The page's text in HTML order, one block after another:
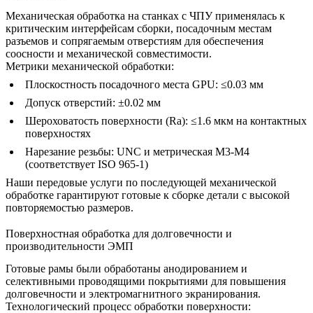
Механическая обработка на станках с ЧПУ применялась к
критическим интерфейсам сборки, посадочным местам
разъемов и сопрягаемым отверстиям для обеспечения
соосности и механической совместимости.
Метрики механической обработки:
Плоскостность посадочного места GPU: ≤0.03 мм
Допуск отверстий: ±0.02 мм
Шероховатость поверхности (Ra): ≤1.6 мкм на контактных
поверхностях
Нарезание резьбы: UNC и метрическая M3-M4
(соответствует ISO 965-1)
Наши передовые услуги по последующей механической
обработке гарантируют готовые к сборке детали с высокой
повторяемостью размеров.
Поверхностная обработка для долговечности и
производительности ЭМП
Готовые рамы были обработаны анодированием и
селективными проводящими покрытиями для повышения
долговечности и электромагнитного экранирования.
Технологический процесс обработки поверхности: